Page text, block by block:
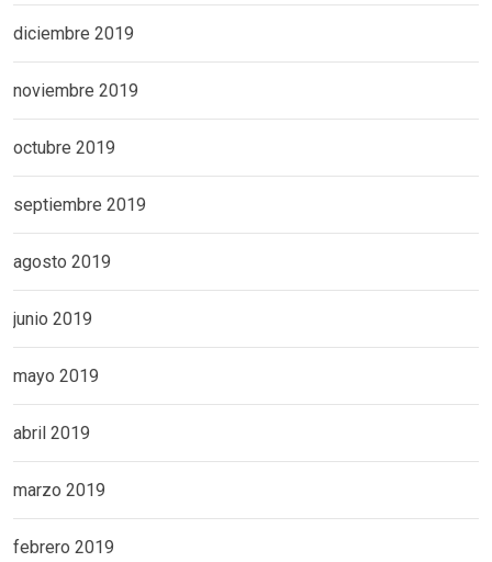
diciembre 2019
noviembre 2019
octubre 2019
septiembre 2019
agosto 2019
junio 2019
mayo 2019
abril 2019
marzo 2019
febrero 2019